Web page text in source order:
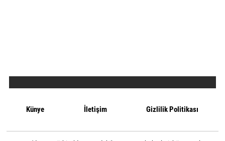
Künye İletişim Gizlilik Politikası